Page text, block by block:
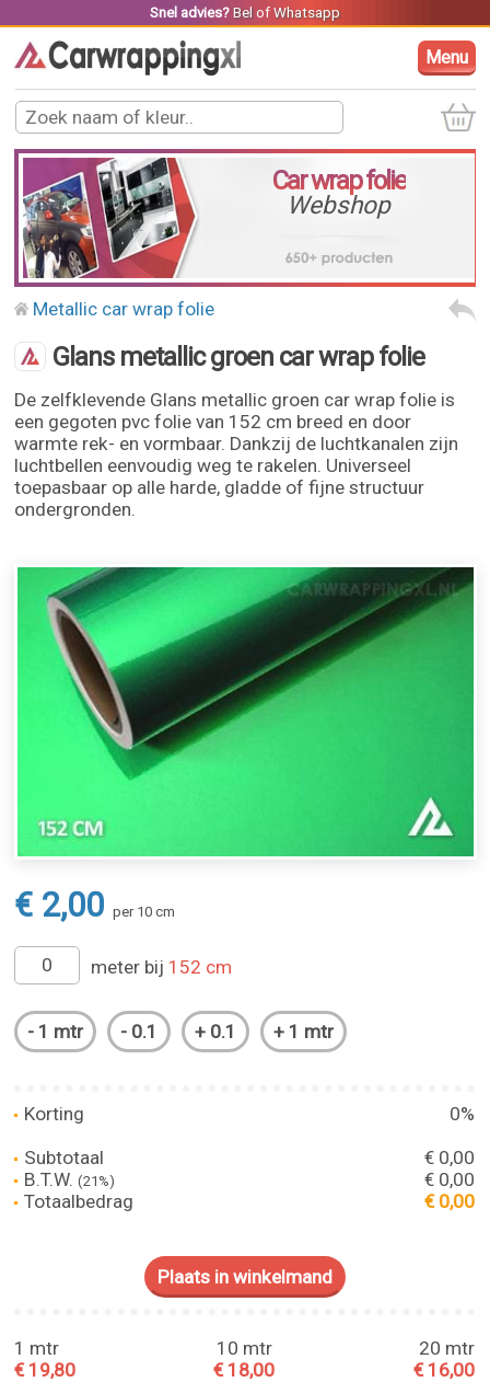
Snel advies? Belof Whatsapp
Menu
Car wrap folie
Webshop
Metallic car wrap folie
Glans metallic groen car wrap folie
De zelfklevende Glans metallic groen car wrap folie is
een gegoten pvc folie van 152 cm breed en door
warmte rek- en vormbaar. Dankzij de luchtkanalen zijn
luchtbellen eenvoudig weg te rakelen. Universeel
toepasbaar op alle harde, gladde of fijne structuur
ondergronden.
€ 2,00 per 10 cm
meter bij 152 cm
Korting
0%
Subtotaal
€ 0,00
B.T.W.(21%)
€ 0,00
Totaalbedrag
€ 0,00
1 mtr
€ 19,80
10 mtr
€ 18,00
20 mtr
€ 16,00